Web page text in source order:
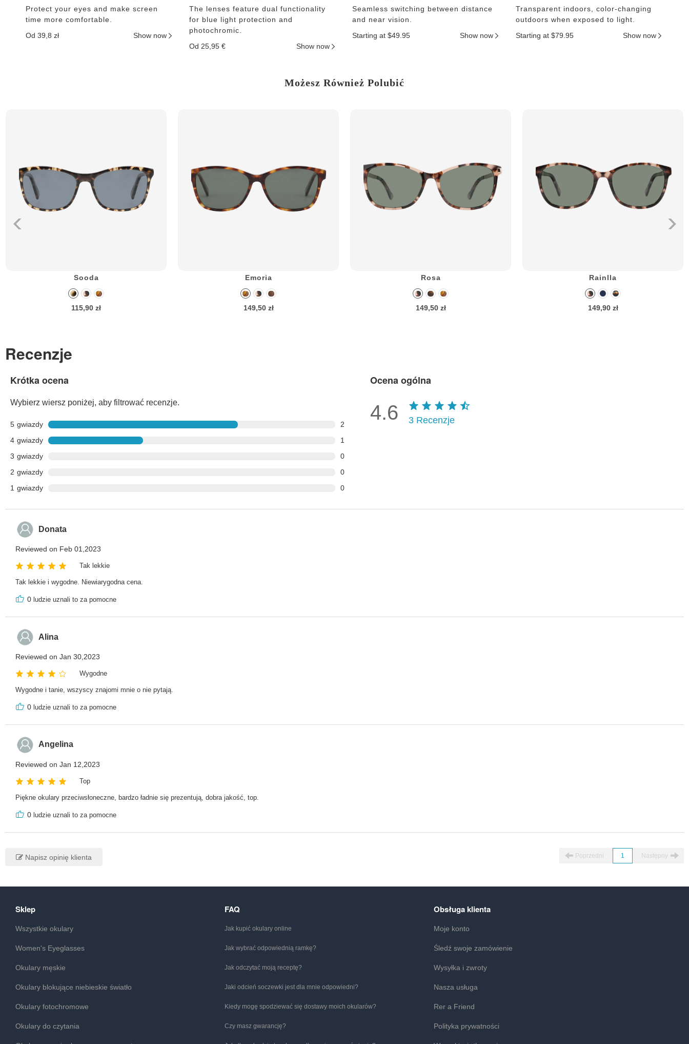
Protect your eyes and make screen
time more comfortable.
Od 39,8 zł
Show now
The lenses feature dual functionality
for blue light protection and
photochromic.
Od 25,95 €
Show now
Seamless switching between distance
and near vision.
Starting at $49.95
Show now
Transparent indoors, color-changing
outdoors when exposed to light.
Starting at $79.95
Show now
Możesz Również Polubić
Sooda
115,90 zł
Emoria
149,50 zł
Rosa
149,50 zł
Rainlla
149,90 zł
Recenzje
Krótka ocena
Wybierz wiersz poniżej, aby filtrować recenzje.
5 gwiazdy
2
4 gwiazdy
1
3 gwiazdy
0
2 gwiazdy
0
1 gwiazdy 0
Ocena ogólna
4.6 3 Recenzje
Donata
Reviewed on Feb 01,2023
Tak lekkie
Tak lekkie i wygodne. Niewiarygodna cena.
0 ludzie uznali to za pomocne
Alina
Reviewed on Jan 30,2023
Wygodne
Wygodne i tanie, wszyscy znajomi mnie o nie pytają.
0 ludzie uznali to za pomocne
Angelina
Reviewed on Jan 12,2023
Top
Piękne okulary przeciwsłoneczne, bardzo ładnie się prezentują, dobra jakość, top.
0 ludzie uznali to za pomocne
Napisz opinię klienta Poprzedni 1 Następny
Sklep
Wszystkie okulary
Women's Eyeglasses
Okulary męskie
Okulary blokujące niebieskie światło
Okulary fotochromowe
Okulary do czytania
FAQ
Jak kupić okulary online
Jak wybrać odpowiednią ramkę?
Jak odczytać moją receptę?
Jaki odcień soczewki jest dla mnie odpowiedni?
Kiedy mogę spodziewać się dostawy moich okularów?
Czy masz gwarancję?
Obsługa klienta
Moje konto
Śledź swoje zamówienie
Wysyłka i zwroty
Nasza usługa
Rer a Friend
Polityka prywatności